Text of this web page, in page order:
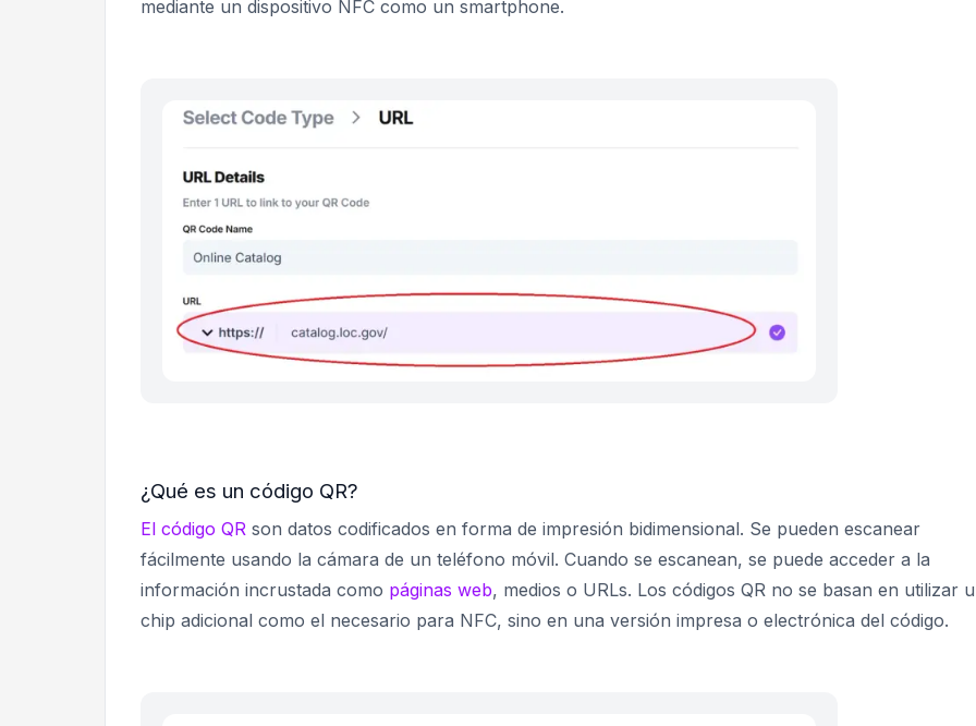
mediante un dispositivo NFC como un smartphone.
¿Qué es un código QR?
El código QR son datos codificados en forma de impresión bidimensional. Se pueden escanear
fácilmente usando la cámara de un teléfono móvil. Cuando se escanean, se puede acceder a la
información incrustada como páginas web, medios o URLs. Los códigos QR no se basan en utilizar
chip adicional como el necesario para NFC, sino en una versión impresa o electrónica del código.